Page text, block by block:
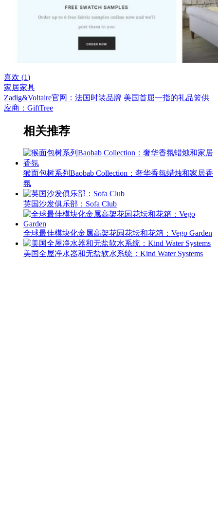
喜欢 (1)
家居家具
Zadig&Voltaire官网：法国时装品牌 美国首屈一指的礼品篮供
应商：GiftTree
相关推荐
猴面包树系列Baobab Collection：奢华香氛蜡烛和家居香
氛
英国沙发俱乐部：Sofa Club
全球最佳模块化金属高架花园花坛和花箱：Vego Garden
美国全屋净水器和无盐软水系统：Kind Water Systems